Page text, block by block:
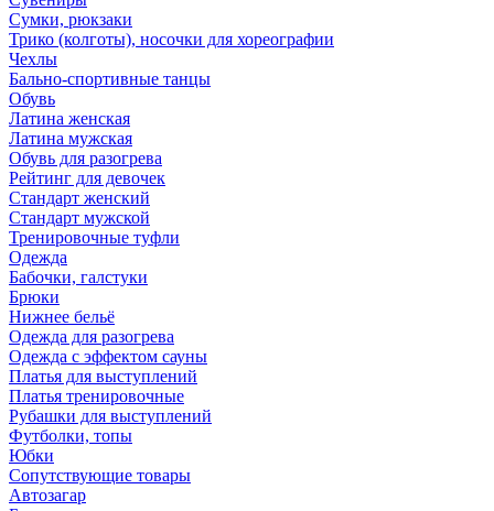
Сумки, рюкзаки
Трико (колготы), носочки для хореографии
Чехлы
Бально-спортивные танцы
Обувь
Латина женская
Латина мужская
Обувь для разогрева
Рейтинг для девочек
Стандарт женский
Стандарт мужской
Тренировочные туфли
Одежда
Бабочки, галстуки
Брюки
Нижнее бельё
Одежда для разогрева
Одежда с эффектом сауны
Платья для выступлений
Платья тренировочные
Рубашки для выступлений
Футболки, топы
Юбки
Сопутствующие товары
Автозагар